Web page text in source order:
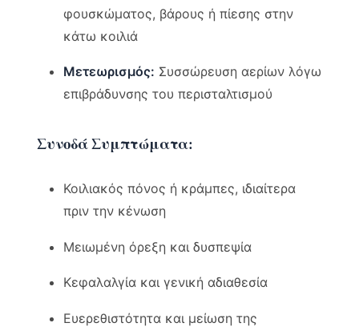
φουσκώματος, βάρους ή πίεσης στην
κάτω κοιλιά
Μετεωρισμός: Συσσώρευση αερίων λόγω
επιβράδυνσης του περισταλτισμού
Συνοδά Συμπτώματα:
Κοιλιακός πόνος ή κράμπες, ιδιαίτερα
πριν την κένωση
Μειωμένη όρεξη και δυσπεψία
Κεφαλαλγία και γενική αδιαθεσία
Ευερεθιστότητα και μείωση της